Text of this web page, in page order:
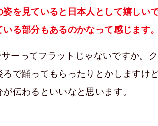
を見ていると日本人として嬉しい
る部分もあるのかなって感じます。
ーってフラットじゃないですか。
で踊ってもらったりとかしますけ
伝わるといいなと思います。